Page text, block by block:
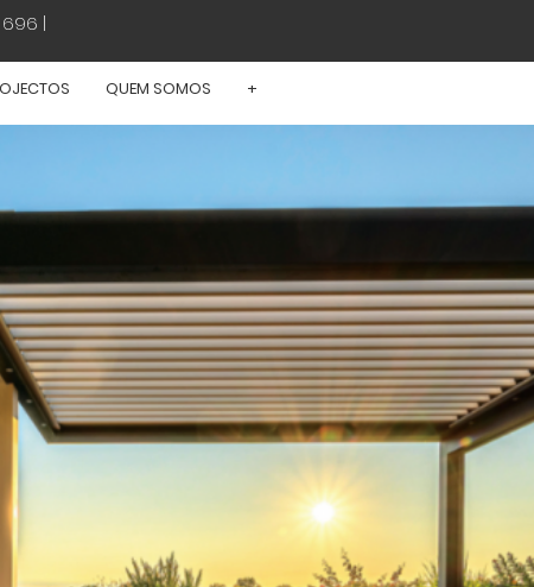
|
QUEM SOMOS +